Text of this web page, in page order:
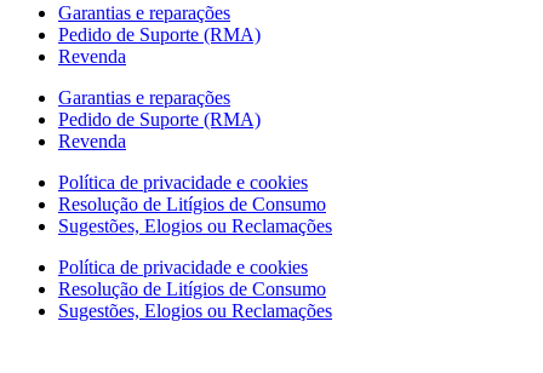
Garantias e reparações
Pedido de Suporte (RMA)
Revenda
Garantias e reparações
Pedido de Suporte (RMA)
Revenda
Política de privacidade e cookies
Resolução de Litígios de Consumo
Sugestões, Elogios ou Reclamações
Política de privacidade e cookies
Resolução de Litígios de Consumo
Sugestões, Elogios ou Reclamações